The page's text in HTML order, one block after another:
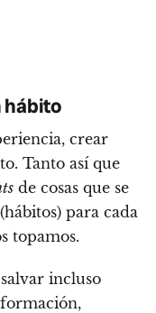
hábito
crear
Tanto así que
de cosas que se
para cada
topamos.
incluso